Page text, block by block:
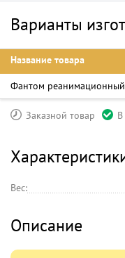
Варианты
Название товара
Фантом реанимационный
Заказной товар
Вес:
Описание